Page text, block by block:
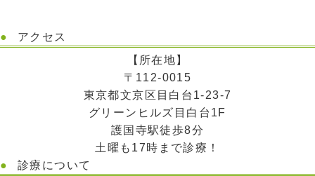
アクセス
【所在地】
〒112-0015
東京都文京区目白台1-23-7
グリーンヒルズ目白台1F
護国寺駅徒歩8分
土曜も17時まで診療！
診療について